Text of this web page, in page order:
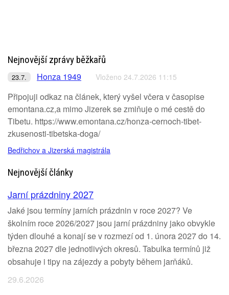
Nejnovější zprávy běžkařů
23.7. Honza 1949 Vloženo 24.7.2026 11:15
Připojuji odkaz na článek, který vyšel včera v časopise
emontana.cz,a mimo Jizerek se zmiňuje o mé cestě do
Tibetu. https://www.emontana.cz/honza-cernoch-tibet-
zkusenosti-tibetska-doga/
Bedřichov a Jizerská magistrála
Nejnovější články
Jarní prázdniny 2027
Jaké jsou termíny jarních prázdnin v roce 2027? Ve
školním roce 2026/2027 jsou jarní prázdniny jako obvykle
týden dlouhé a konají se v rozmezí od 1. února 2027 do 14.
března 2027 dle jednotlivých okresů. Tabulka termínů již
obsahuje i tipy na zájezdy a pobyty během jarňáků.
29.6.2026